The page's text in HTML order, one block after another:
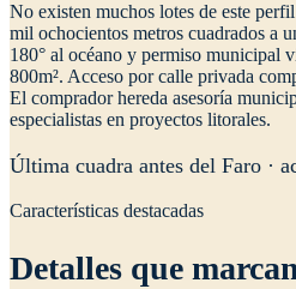
No existen muchos lotes de este
mil ochocientos metros cuadrados a
180° al océano y permiso municipal
800m². Acceso por calle privada
El comprador hereda asesoría
especialistas en proyectos litorales.
Última cuadra antes del Faro ·
Características destacadas
Detalles que